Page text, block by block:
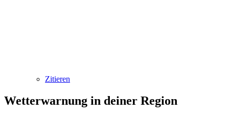
Zitieren
Wetterwarnung in deiner Region